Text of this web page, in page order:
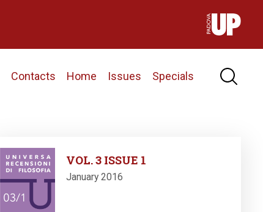
Contacts Home Issues Specials
Image
VOL. 3 ISSUE 1
January 2016